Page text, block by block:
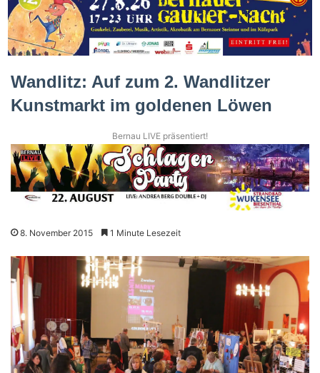
Wandlitz: Auf zum 2. Wandlitzer
Kunstmarkt im goldenen Löwen
Bernau LIVE präsentiert!
8. November 2015 1 Minute Lesezeit